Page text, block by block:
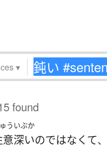
▾
found
ういぶか
意深いのではなくて、